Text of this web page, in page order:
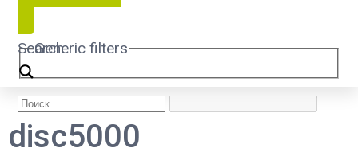
Search
Generic filters
disc5000